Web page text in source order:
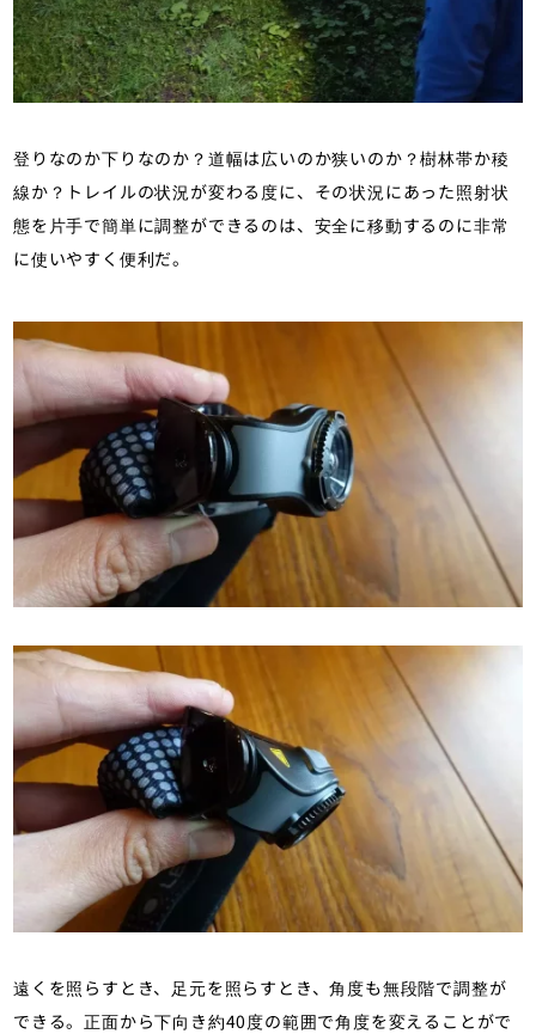
登りなのか下りなのか？道幅は広いのか狭いのか？樹林帯か稜
線か？トレイルの状況が変わる度に、その状況にあった照射状
態を片手で簡単に調整ができるのは、安全に移動するのに非常
に使いやすく便利だ。
遠くを照らすとき、足元を照らすとき、角度も無段階で調整が
できる。正面から下向き約40度の範囲で角度を変えることがで